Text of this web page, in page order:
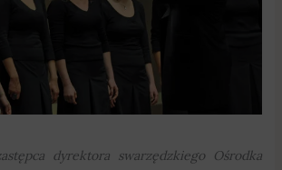
dyrektora swarzędzkiego Ośrodka